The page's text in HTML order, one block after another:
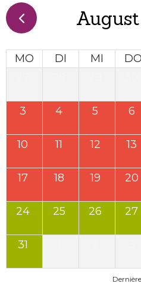
MO DI MI DO
3 4 5 6
10 11 12 13
17 18 19 20
24 25 26 27
31